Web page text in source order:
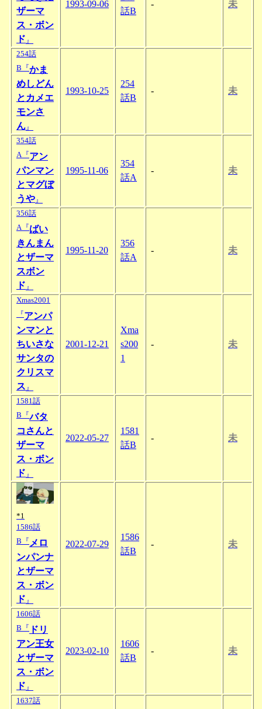
ザーマ
ス・ボン
ド 』
1993-09-06
話B
- 未
254話
B『かま
めしどん
とカメエ
モンさ
ん 』
1993-10-25
254
話B
- 未
354話
A『アン
パンマン
とマグぼ
うや 』
1995-11-06
354
話A
- 未
356話
A『ばい
きんまん
とザーマ
スボン
ド 』
1995-11-20
356
話A
- 未
Xmas2001
『アンパ
ンマンと
ちいさな
サンタの
クリスマ
ス 』
2001-12-21
Xma
s200
1
- 未
1581話
B『バタ
コさんと
ザーマ
ス・ボン
ド 』
2022-05-27
1581
話B
- 未
*1
1586話
B『 メロ
ンパンナ
とザーマ
ス・ボン
ド 』
2022-07-29
1586
話B
- 未
1606話
B『 ドリ
アン王女
とザーマ
ス・ボン
ド 』
2023-02-10
1606
話B
- 未
1637話